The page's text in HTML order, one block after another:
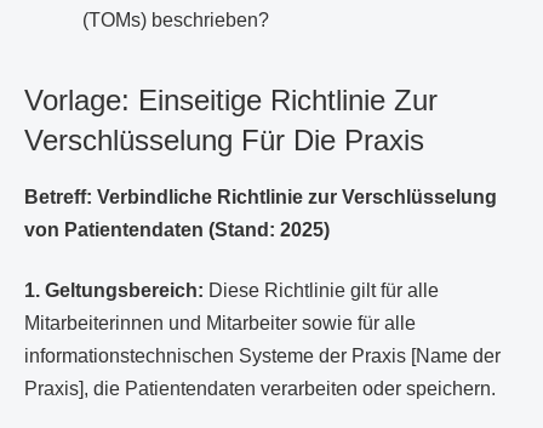
(TOMs) beschrieben?
Vorlage: Einseitige Richtlinie Zur
Verschlüsselung Für Die Praxis
Betreff: Verbindliche Richtlinie zur Verschlüsselung
von Patientendaten (Stand: 2025)
1. Geltungsbereich: Diese Richtlinie gilt für alle
Mitarbeiterinnen und Mitarbeiter sowie für alle
informationstechnischen Systeme der Praxis [Name der
Praxis], die Patientendaten verarbeiten oder speichern.